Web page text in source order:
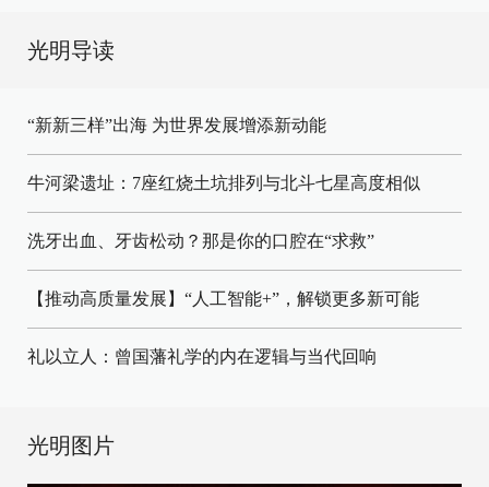
光明导读
“新新三样”出海 为世界发展增添新动能
牛河梁遗址：7座红烧土坑排列与北斗七星高度相似
洗牙出血、牙齿松动？那是你的口腔在“求救”
【推动高质量发展】“人工智能+”，解锁更多新可能
礼以立人：曾国藩礼学的内在逻辑与当代回响
光明图片